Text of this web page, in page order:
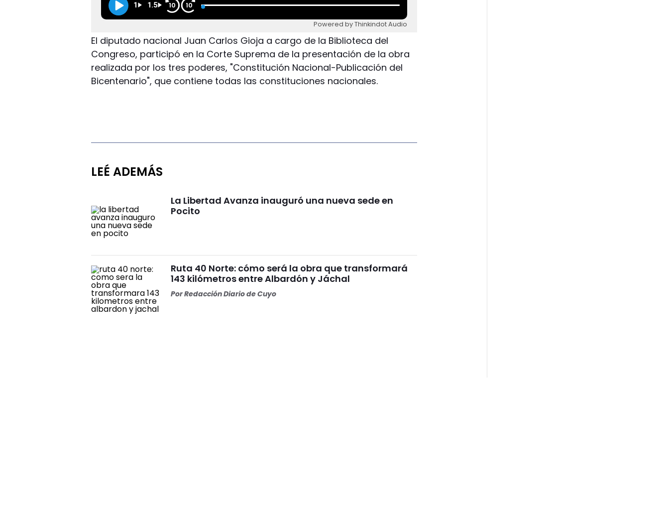
1 1.5 10 10
Powered by Thinkindot Audio
El diputado nacional Juan Carlos Gioja a cargo de la Biblioteca del
Congreso, participó en la Corte Suprema de la presentación de la obra
realizada por los tres poderes, "Constitución Nacional-Publicación del
Bicentenario", que contiene todas las constituciones nacionales.
LEÉ ADEMÁS
La Libertad Avanza inauguró una nueva sede en
Pocito
Ruta 40 Norte: cómo será la obra que transformará
143 kilómetros entre Albardón y Jáchal
PorRedacción Diario de Cuyo